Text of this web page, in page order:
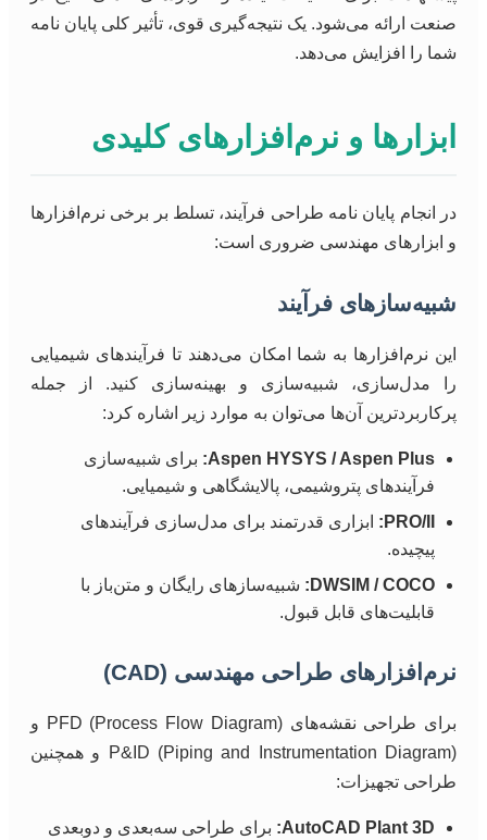
صنعت ارائه می‌شود. یک نتیجه‌گیری قوی، تأثیر کلی پایان نامه
شما را افزایش می‌دهد.
ابزارها و نرم‌افزارهای کلیدی
در انجام پایان نامه طراحی فرآیند، تسلط بر برخی نرم‌افزارها
و ابزارهای مهندسی ضروری است:
شبیه‌سازهای فرآیند
این نرم‌افزارها به شما امکان می‌دهند تا فرآیندهای شیمیایی
را مدل‌سازی، شبیه‌سازی و بهینه‌سازی کنید. از جمله
پرکاربردترین آن‌ها می‌توان به موارد زیر اشاره کرد:
Aspen HYSYS / Aspen Plus:
برای شبیه‌سازی
فرآیندهای پتروشیمی، پالایشگاهی و شیمیایی.
PRO/II:
ابزاری قدرتمند برای مدل‌سازی فرآیندهای
پیچیده.
DWSIM / COCO:
شبیه‌سازهای رایگان و متن‌باز با
قابلیت‌های قابل قبول.
نرم‌افزارهای طراحی مهندسی (CAD)
برای طراحی نقشه‌های PFD (Process Flow Diagram) و
P&ID (Piping and Instrumentation Diagram) و همچنین
طراحی تجهیزات:
AutoCAD Plant 3D:
برای طراحی سه‌بعدی و دوبعدی